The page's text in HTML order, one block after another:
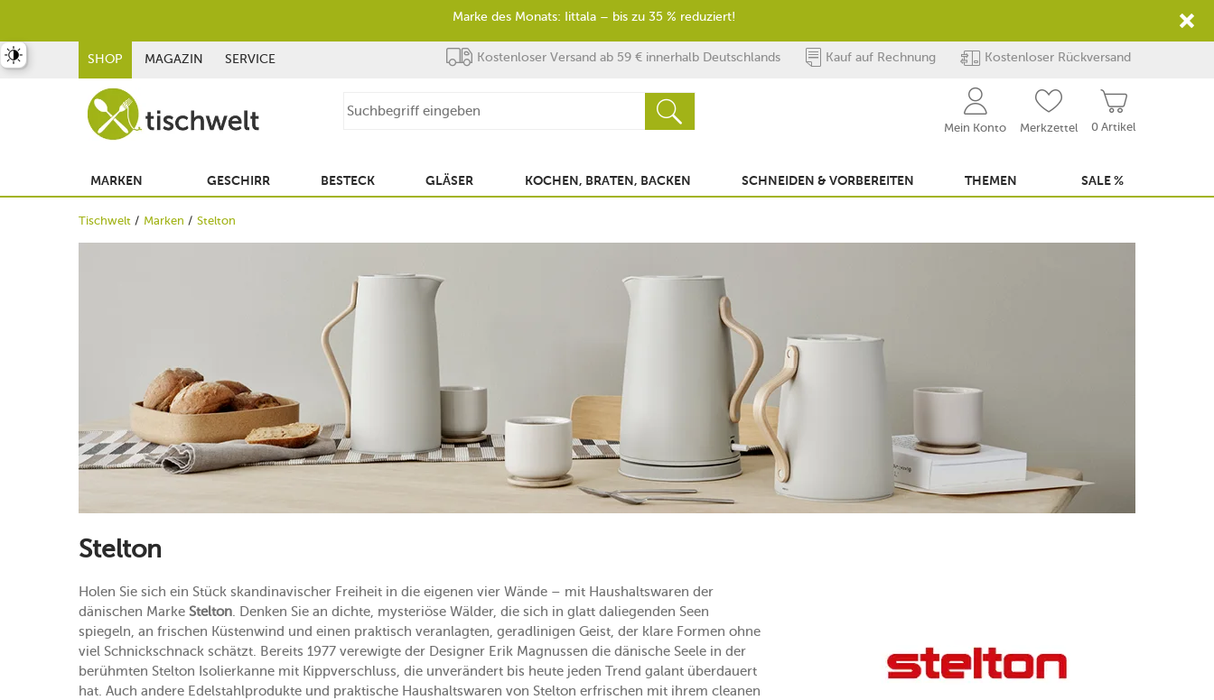
SHOP MAGAZIN SERVICE Kostenloser Versand ab 59 € innerhalb Deutschlands Kauf auf Rechnung Kostenloser Rückversand
0 Artikel
Mein Konto Merkzettel
MARKEN GESCHIRR BESTECK GLÄSER KOCHEN, BRATEN, BACKEN SCHNEIDEN & VORBEREITEN THEMEN SALE %
Tischwelt Marken Stelton
Stelton
Holen Sie sich ein Stück skandinavischer Freiheit in die eigenen vier Wände – mit Haushaltswaren der
dänischen Marke Stelton. Denken Sie an dichte, mysteriöse Wälder, die sich in glatt daliegenden Seen
spiegeln, an frischen Küstenwind und einen praktisch veranlagten, geradlinigen Geist, der klare Formen ohne
viel Schnickschnack schätzt. Bereits 1977 verewigte der Designer Erik Magnussen die dänische Seele in der
berühmten Stelton Isolierkanne mit Kippverschluss, die unverändert bis heute jeden Trend galant überdauert
hat. Auch andere Edelstahlprodukte und praktische Haushaltswaren von Stelton erfrischen mit ihrem cleanen
umschalten
Marke des Monats: Iittala – bis zu 35 % reduziert!